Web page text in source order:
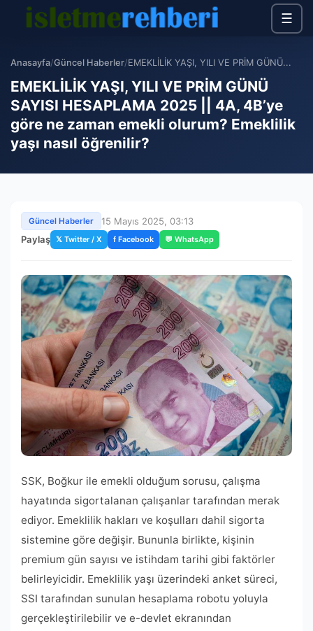
☰
Anasayfa/Güncel Haberler/EMEKLİLİK YAŞI, YILI VE PRİM GÜNÜ...
EMEKLİLİK YAŞI, YILI VE PRİM GÜNÜ
SAYISI HESAPLAMA 2025 || 4A, 4B’ye
göre ne zaman emekli olurum? Emeklilik
yaşı nasıl öğrenilir?
Güncel Haberler
15 Mayıs 2025, 03:13
Paylaş 𝕏 Twitter / X f Facebook 💬 WhatsApp
SSK, Boğkur ile emekli olduğum sorusu, çalışma
hayatında sigortalanan çalışanlar tarafından merak
ediyor. Emeklilik hakları ve koşulları dahil sigorta
sistemine göre değişir. Bununla birlikte, kişinin
premium gün sayısı ve istihdam tarihi gibi faktörler
belirleyicidir. Emeklilik yaşı üzerindeki anket süreci,
SSI tarafından sunulan hesaplama robotu yoluyla
gerçekleştirilebilir ve e-devlet ekranından